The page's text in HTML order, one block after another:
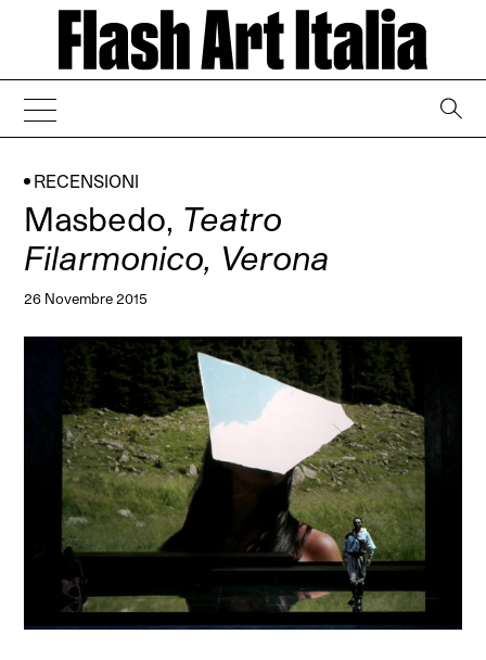
RECENSIONI
Masbedo, Teatro
Filarmonico, Verona
26 Novembre 2015